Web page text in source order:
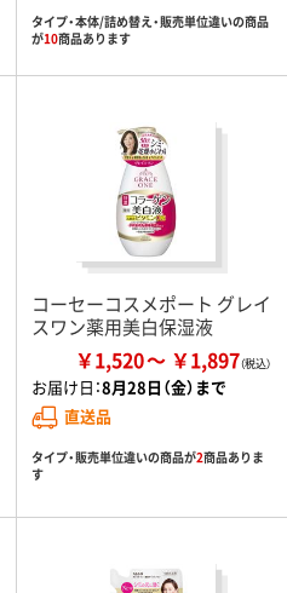
タイプ・本体/詰め替え・販売単位違いの商品
が10商品あります
コーセーコスメポート グレイ
スワン薬用美白保湿液
￥1,520 ￥1,897
お届け日：8月28日（金）まで
直送品
タイプ・販売単位違いの商品が2商品ありま
す